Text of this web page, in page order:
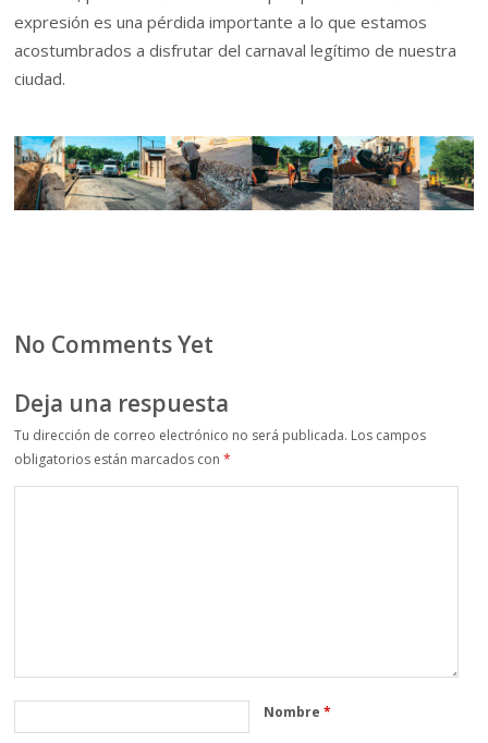
expresión es una pérdida importante a lo que estamos
acostumbrados a disfrutar del carnaval legítimo de nuestra
ciudad.
No Comments Yet
Deja una respuesta
Tu dirección de correo electrónico no será publicada. Los campos
obligatorios están marcados con*
Nombre*